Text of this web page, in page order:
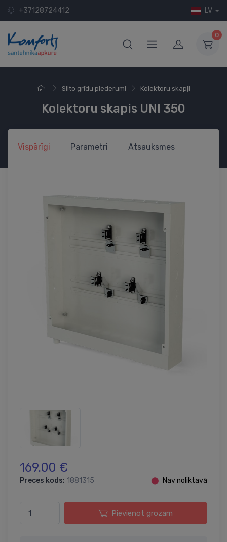
+37128724412 LV
0
Silto grīdu piederumi Kolektoru skapji
Kolektoru skapis UNI 350
Vispārīgi Parametri Atsauksmes
169.00 €
Preces kods: 1881315 ⬤ Nav noliktavā
Pievienot grozam